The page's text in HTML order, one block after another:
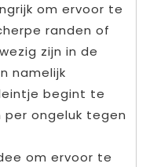
om ervoor te
randen of
zijn in de
namelijk
begint te
ongeluk tegen
om ervoor te